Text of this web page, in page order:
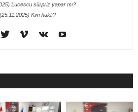
Lucescu sürpriz yapar mı?
(25.11.2025) Kim haklı?